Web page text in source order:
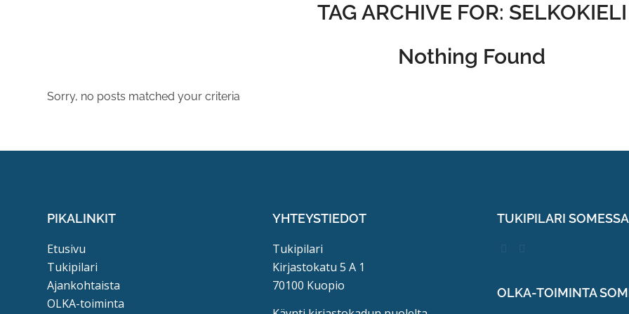
TAG ARCHIVE FOR: SELKOKIELI
Nothing Found
Sorry, no posts matched your criteria
PIKALINKIT
Etusivu
Tukipilari
Ajankohtaista
OLKA-toiminta
YHTEYSTIEDOT
Tukipilari
Kirjastokatu 5 A 1
70100 Kuopio
TUKIPILARI SOMESSA
OLKA-TOIMINTA